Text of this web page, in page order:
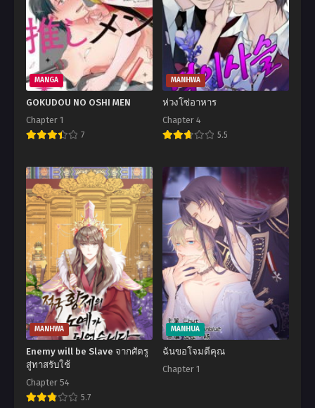
MANGA
GOKUDOU NO OSHI MEN
Chapter 1
7
MANHWA
ห่วงโซ่อาหาร
Chapter 4
5.5
MANHWA
Enemy will be Slave จากศัตรู
สู่ทาสรับใช้
Chapter 54
5.7
MANHUA
ฉันขอโจมตีคุณ
Chapter 1